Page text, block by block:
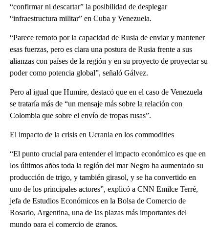
“confirmar ni descartar” la posibilidad de desplegar
“infraestructura militar” en Cuba y Venezuela.
“Parece remoto por la capacidad de Rusia de enviar y mantener
esas fuerzas, pero es clara una postura de Rusia frente a sus
alianzas con países de la región y en su proyecto de proyectar su
poder como potencia global”, señaló Gálvez.
Pero al igual que Humire, destacó que en el caso de Venezuela
se trataría más de “un mensaje más sobre la relación con
Colombia que sobre el envío de tropas rusas”.
El impacto de la crisis en Ucrania en los commodities
“El punto crucial para entender el impacto económico es que en
los últimos años toda la región del mar Negro ha aumentado su
producción de trigo, y también girasol, y se ha convertido en
uno de los principales actores”, explicó a CNN Emilce Terré,
jefa de Estudios Económicos en la Bolsa de Comercio de
Rosario, Argentina, una de las plazas más importantes del
mundo para el comercio de granos.